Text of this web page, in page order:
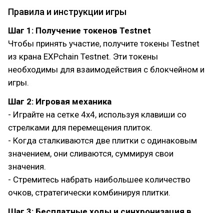
Правила и инструкции игры
Шаг 1: Получение токенов Testnet
Чтобы принять участие, получите токены Testnet
из крана EXPchain Testnet. Эти токены
необходимы для взаимодействия с блокчейном и
игры.
Шаг 2: Игровая механика
- Играйте на сетке 4x4, используя клавиши со
стрелками для перемещения плиток.
- Когда сталкиваются две плитки с одинаковым
значением, они сливаются, суммируя свои
значения.
- Стремитесь набрать наибольшее количество
очков, стратегически комбинируя плитки.